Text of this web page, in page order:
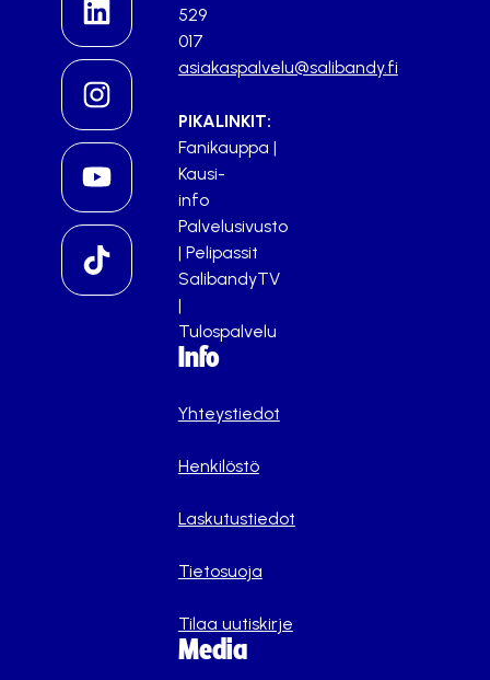
529
017
asiakaspalvelu@salibandy.fi
PIKALINKIT:
Fanikauppa |
Kausi-
info
Palvelusivusto
| Pelipassit
SalibandyTV
|
Tulospalvelu
Info
Yhteystiedot
Henkilöstö
Laskutustiedot
Tietosuoja
Tilaa uutiskirje
Media